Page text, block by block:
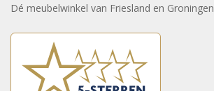
Dé meubelwinkel van Friesland en Groningen